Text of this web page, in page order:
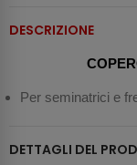
DESCRIZIONE
Per seminatrici e
DETTAGLI DEL